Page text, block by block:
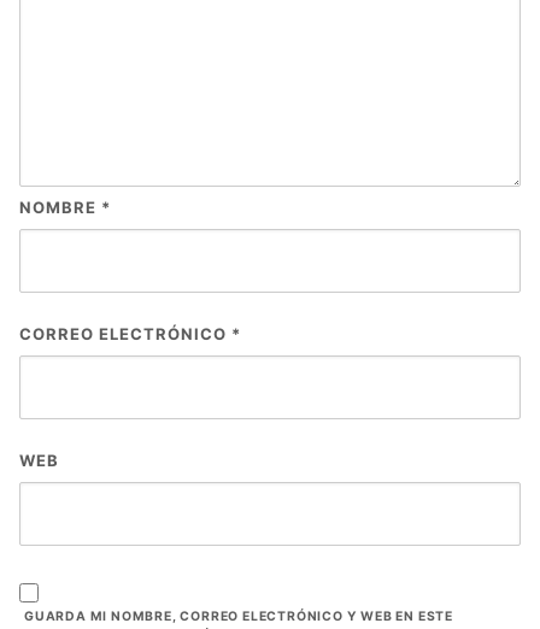
NOMBRE *
CORREO ELECTRÓNICO *
WEB
GUARDA MI NOMBRE, CORREO ELECTRÓNICO Y WEB EN ESTE